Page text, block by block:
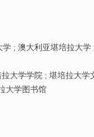
学 ; 澳大利亚堪培拉大
拉大学学院 ; 堪培拉大学
大学图书馆